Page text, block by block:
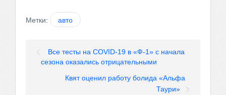
Метки: авто
Все тесты на COVID-19 в «Ф-1» с начала
сезона оказались отрицательными
Квят оценил работу болида «Альфа
Таури»